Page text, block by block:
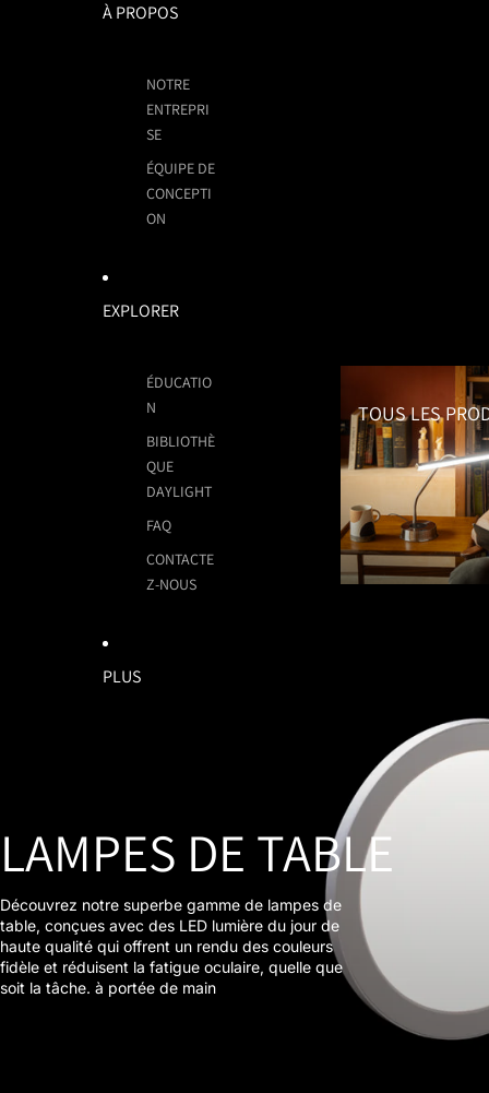
À PROPOS
NOTRE
ENTREPRI
SE
ÉQUIPE DE
CONCEPTI
ON
EXPLORER
ÉDUCATIO
N
BIBLIOTHÈ
QUE
DAYLIGHT
FAQ
CONTACTE
Z-NOUS
TOUS LES
PLUS
LAMPES DE TABLE
Découvrez notre superbe gamme de lampes de
table, conçues avec des LED lumière du jour de
haute qualité qui offrent un rendu des couleurs
fidèle et réduisent la fatigue oculaire, quelle que
soit la tâche. à portée de main